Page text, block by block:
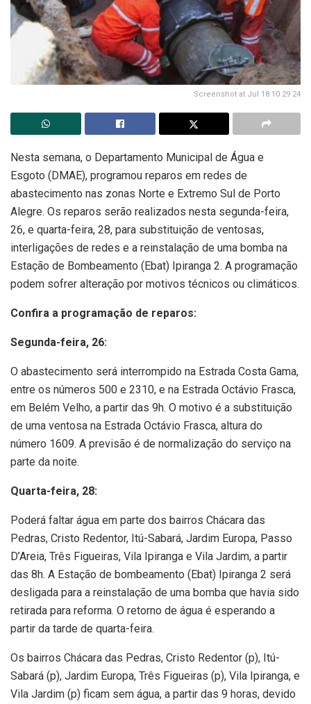
Screenshot at Jul 18 10 29 24
Nesta semana, o Departamento Municipal de Água e
Esgoto (DMAE), programou reparos em redes de
abastecimento nas zonas Norte e Extremo Sul de Porto
Alegre. Os reparos serão realizados nesta segunda-feira,
26, e quarta-feira, 28, para substituição de ventosas,
interligações de redes e a reinstalação de uma bomba na
Estação de Bombeamento (Ebat) Ipiranga 2. A programação
podem sofrer alteração por motivos técnicos ou climáticos.
Confira a programação de reparos:
Segunda-feira, 26:
O abastecimento será interrompido na Estrada Costa Gama,
entre os números 500 e 2310, e na Estrada Octávio Frasca,
em Belém Velho, a partir das 9h. O motivo é a substituição
de uma ventosa na Estrada Octávio Frasca, altura do
número 1609. A previsão é de normalização do serviço na
parte da noite.
Quarta-feira, 28:
Poderá faltar água em parte dos bairros Chácara das
Pedras, Cristo Redentor, Itú-Sabará, Jardim Europa, Passo
D’Areia, Três Figueiras, Vila Ipiranga e Vila Jardim, a partir
das 8h. A Estação de bombeamento (Ebat) Ipiranga 2 será
desligada para a reinstalação de uma bomba que havia sido
retirada para reforma. O retorno de água é esperando a
partir da tarde de quarta-feira.
Os bairros Chácara das Pedras, Cristo Redentor (p), Itú-
Sabará (p), Jardim Europa, Três Figueiras (p), Vila Ipiranga, e
Vila Jardim (p) ficam sem água, a partir das 9 horas, devido